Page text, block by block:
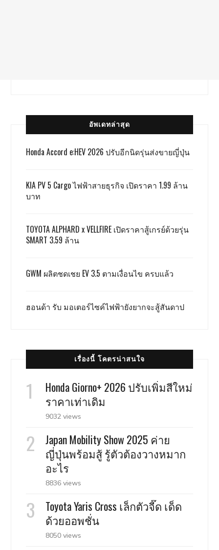
อัพเดทล่าสุด
Honda Accord e:HEV 2026 ปรับอีกนิดรุ่นส่งขายญี่ปุ่น
KIA PV 5 Cargo ไฟฟ้าสายธุรกิจ เปิดราคา 1.99 ล้าน
บาท
TOYOTA ALPHARD x VELLFIRE เปิดราคาสู้เกรย์ด้วยรุ่น
SMART 3.59 ล้าน
GWM ผลิตชดเชย EV 3.5 ตามเงื่อนไข ครบแล้ว
ฮอนด้า รับ มอเตอร์ไซค์ไฟฟ้ายังยากจะสู้สันดาป
เรื่องนี้ โคตรน่าสนใจ
Honda Giorno+ 2026 ปรับเพิ่มสีใหม่
ราคาเท่าเดิม
9032 views
Japan Mobility Show 2025 ค่าย
ญี่ปุ่นพร้อมสู้ รู้ตัวต้องวางหมาก
อะไร
8836 views
Toyota Yaris Cross เล็กตัวจี๊ด เด็ด
ด้วยออพชั่น
8050 views